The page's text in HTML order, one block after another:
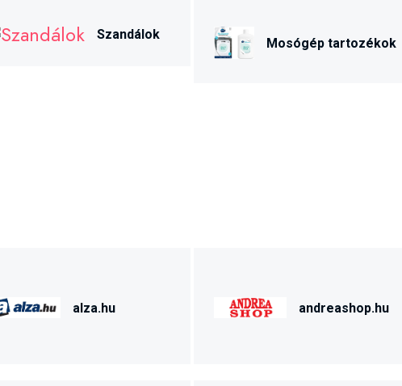
Szandálok
Mosógép tartozékok
alza.hu andreashop.hu